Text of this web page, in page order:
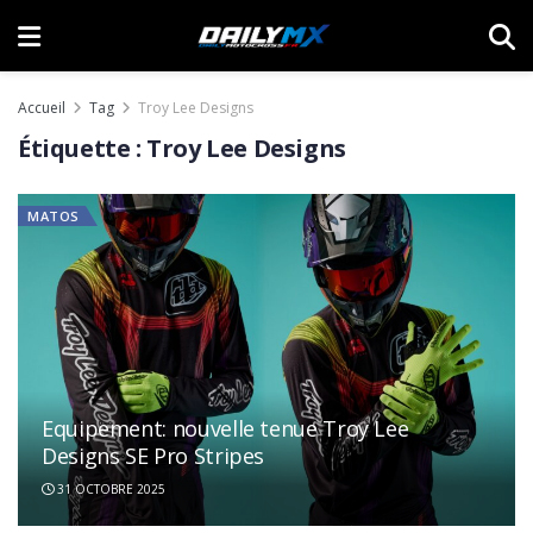
Accueil Tag Troy Lee Designs
Étiquette : Troy Lee Designs
MATOS
Equipement: nouvelle tenue Troy Lee
Designs SE Pro Stripes
31 OCTOBRE 2025